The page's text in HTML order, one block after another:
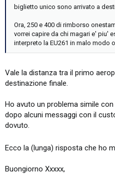
biglietto unico sono arrivato a
Ora, 250 e 400 di rimborso
vorrei capire da chi magari e' piu'
interpreto la EU261 in malo modo
Vale la distanza tra il primo
destinazione finale.
Ho avuto un problema simile
dopo alcuni messaggi con il
dovuto.
Ecco la (lunga) risposta che ho
Buongiorno Xxxxx,